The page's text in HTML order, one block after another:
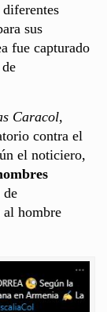
sus
fue capturado
Caracol,
contra el
el noticiero,
de
al hombre